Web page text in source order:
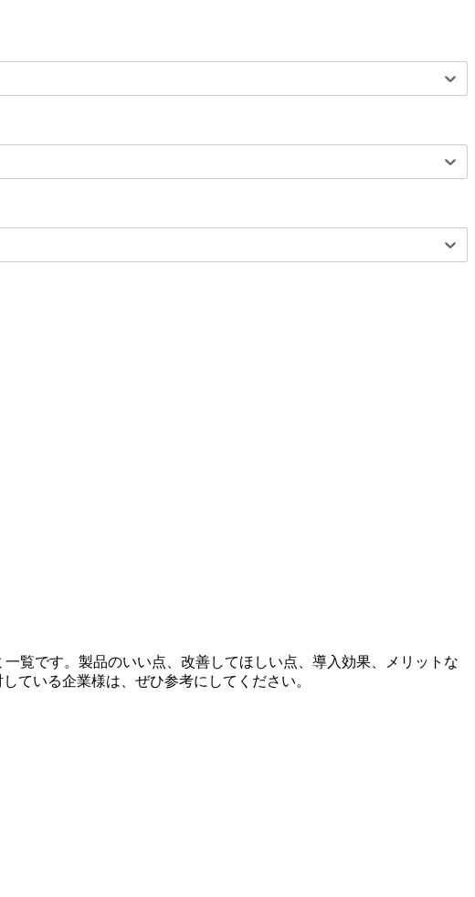
覧です。製品のいい点、改善してほしい点、導入効果、メリットな
ている企業様は、ぜひ参考にしてください。